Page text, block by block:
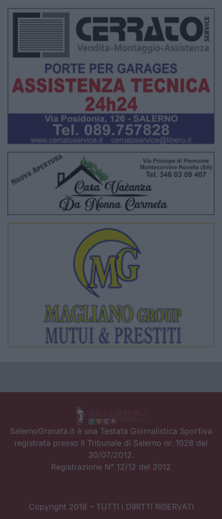
SalernoGranata.it è una Testata Giornalistica Sportiva
registrata presso il Tribunale di Salerno nr. 1028 del
30/07/2012.
Registrazione N° 12/12 del 2012
Copyright 2018 – TUTTI I DIRITTI RISERVATI